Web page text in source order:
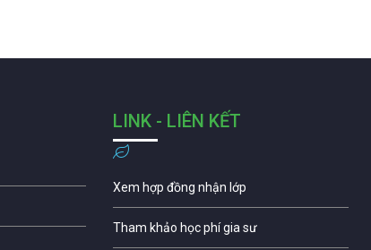
LINK - LIÊN KẾT
Xem hợp đồng nhận lớp
Tham khảo học phí gia sư